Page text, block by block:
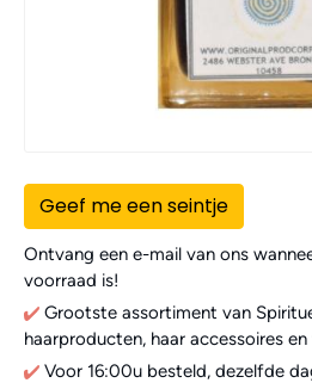
Geef me een seintje
Ontvang een e-mail van ons
voorraad is!
Grootste assortiment van
haarproducten, haar accessoires en
Voor 16:00u besteld, dezelfde